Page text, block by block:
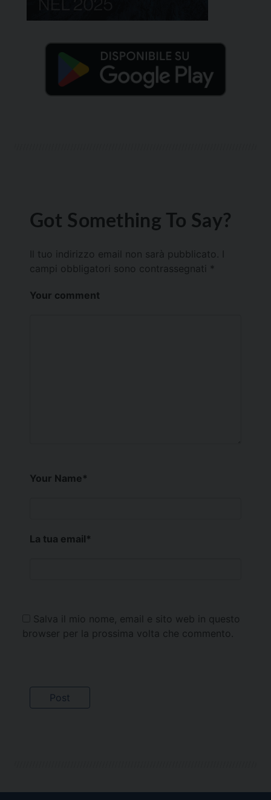
Got Something To Say?
Il tuo indirizzo email non sarà pubblicato.
campi obbligatori sono contrassegnati *
Your comment
Your Name*
La tua email*
Salva il mio nome, email e sito web in questo
browser per la prossima volta che commento.